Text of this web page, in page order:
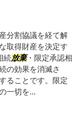
分割協議を経て解
取得財産を決定す
続放棄・限定承認相
の効果を消滅さ
ることです。限定
一切を...